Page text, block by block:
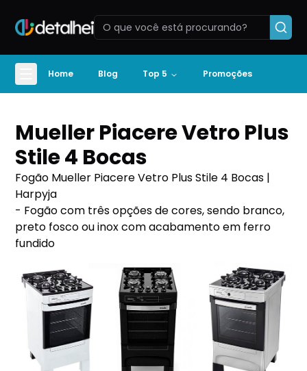
Home Blog Top 5 Promoções
Mueller Piacere Vetro Plus
Stile 4 Bocas
Fogão Mueller Piacere Vetro Plus Stile 4 Bocas |
Harpyja
- Fogão com três opções de cores, sendo branco,
preto fosco ou inox com acabamento em ferro
fundido